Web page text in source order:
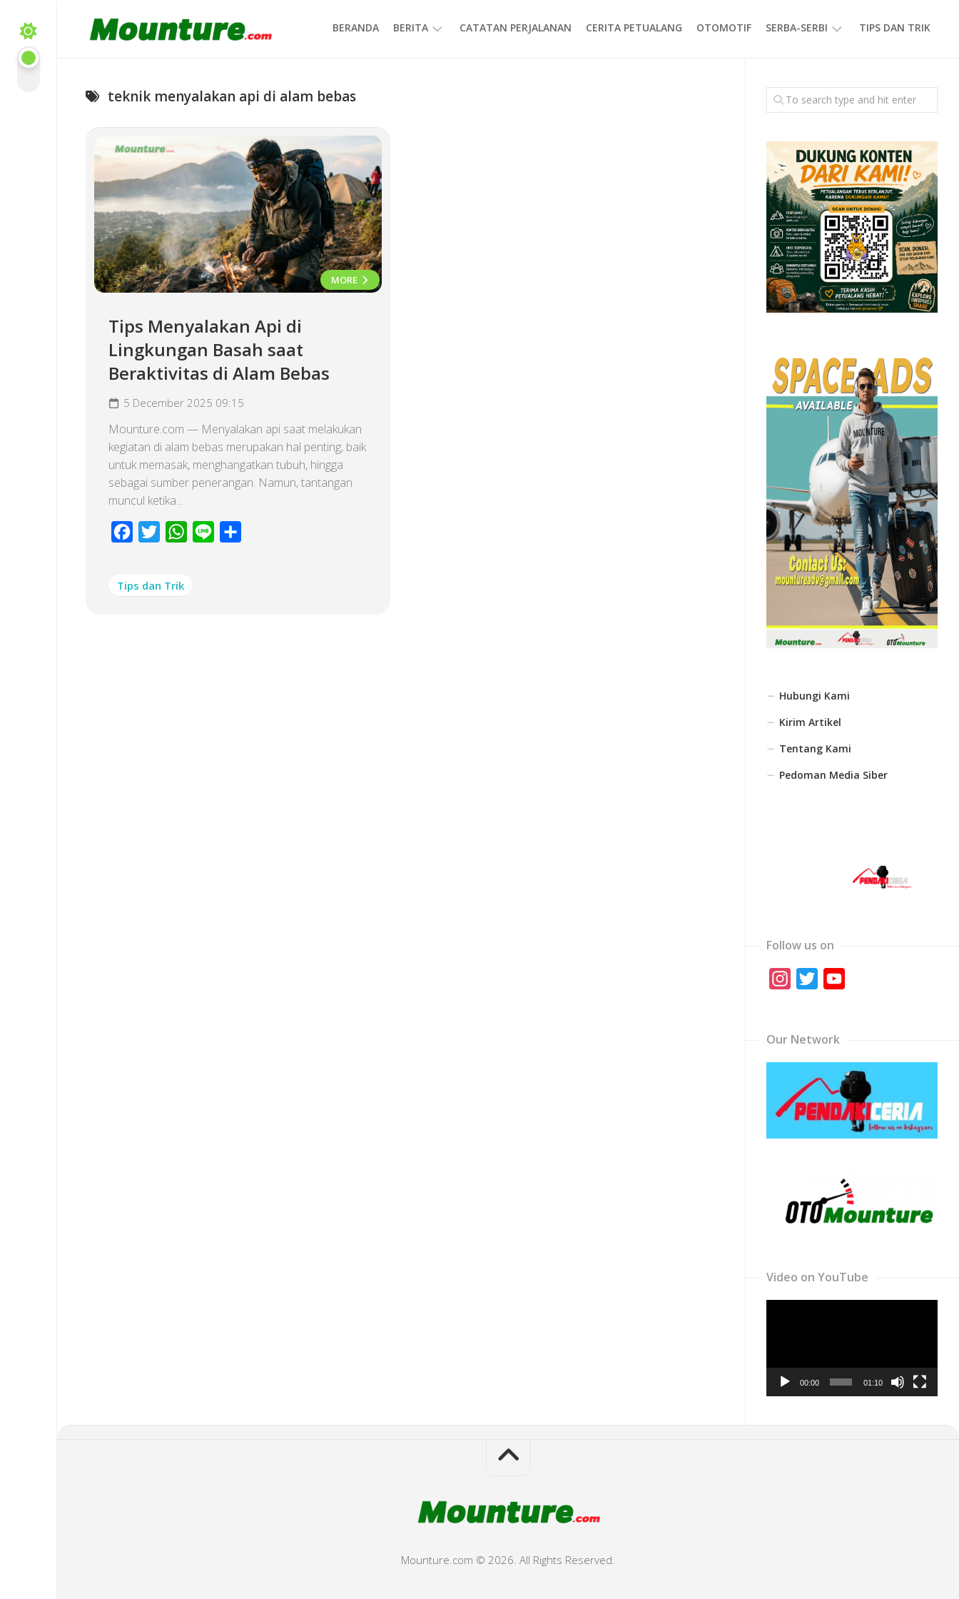
content
BERANDA BERITA CATATAN PERJALANAN CERITA PETUALANG OTOMOTIF SERBA-SERBI
GAYA
HIDUP
TIPS DAN TRIK
teknik menyalakan api di alam bebas
MORE
Tips Menyalakan Api di
Lingkungan Basah saat
Beraktivitas di Alam Bebas
5 December 2025 09:15
Mounture.com — Menyalakan api saat melakukan
kegiatan di alam bebas merupakan hal penting, baik
untuk memasak, menghangatkan tubuh, hingga
sebagai sumber penerangan. Namun, tantangan
muncul ketika...
Facebook
Twitter WhatsApp
Line
Tips dan Trik
Hubungi Kami
Kirim Artikel
Tentang Kami
Pedoman Media Siber
Follow us on
Instagram
Twitter
Our Network
Video on YouTube
00:00 01:10
Mounture.com © 2026. All Rights Reserved.